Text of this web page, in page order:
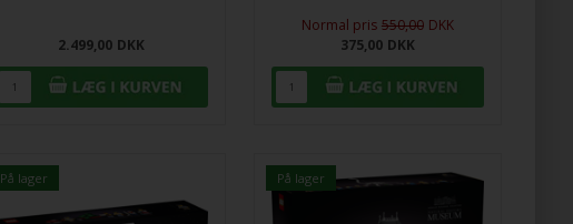
2.499,00 DKK
Normal pris 550,00 DKK
375,00 DKK
På lager På lager